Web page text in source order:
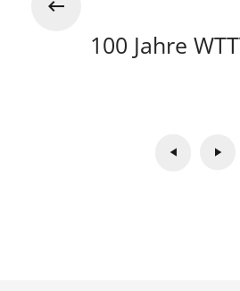
100 Jahre